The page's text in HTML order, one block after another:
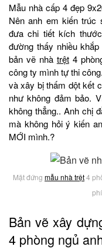
Mẫu nhà cấp 4 đẹp
Nên anh em kiến trúc
đưa chi tiết kích
đường thấy nhiều
bản vẽ nhà trệt4
công ty mình tự thi
và xây bị thấm dột kết
như không đảm bảo.
không thẳng.. Anh chị
mà không hỏi ý kiến
MỚI mình.?
Mặt đứng mẫu nhà trệt4
Bản vẽ xây
4 phòng ngủ